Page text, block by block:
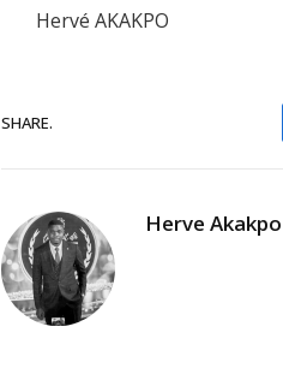
Hervé AKAKPO
SHARE.
Herve Akakpo